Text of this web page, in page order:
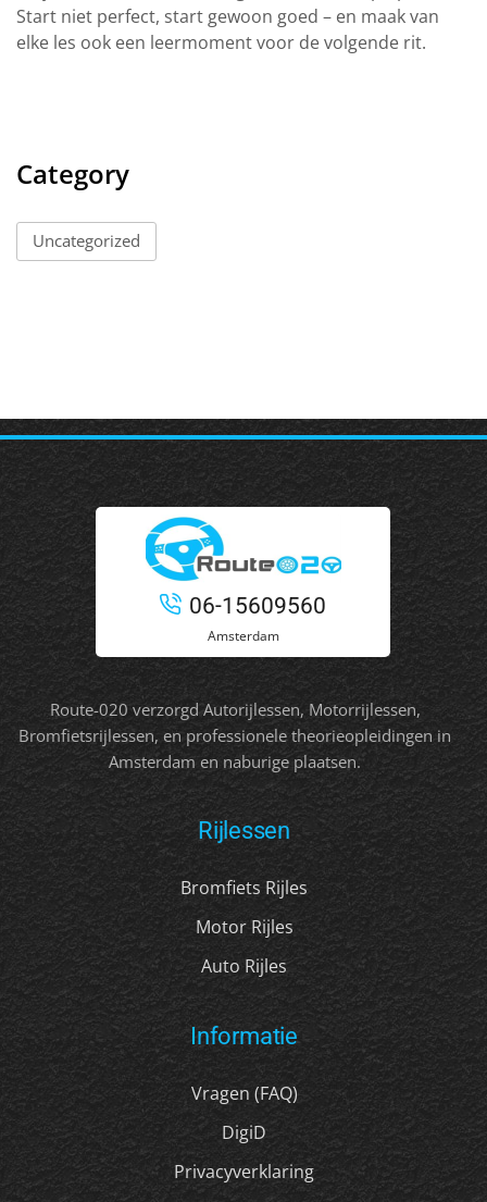
Start niet perfect, start gewoon goed – en maak van
elke les ook een leermoment voor de volgende rit.
Category
Uncategorized
06-15609560
Amsterdam
Route-020 verzorgd Autorijlessen, Motorrijlessen,
Bromfietsrijlessen, en professionele theorieopleidingen in
Amsterdam en naburige plaatsen.
Rijlessen
Bromfiets Rijles
Motor Rijles
Auto Rijles
Informatie
Vragen (FAQ)
DigiD
Privacyverklaring